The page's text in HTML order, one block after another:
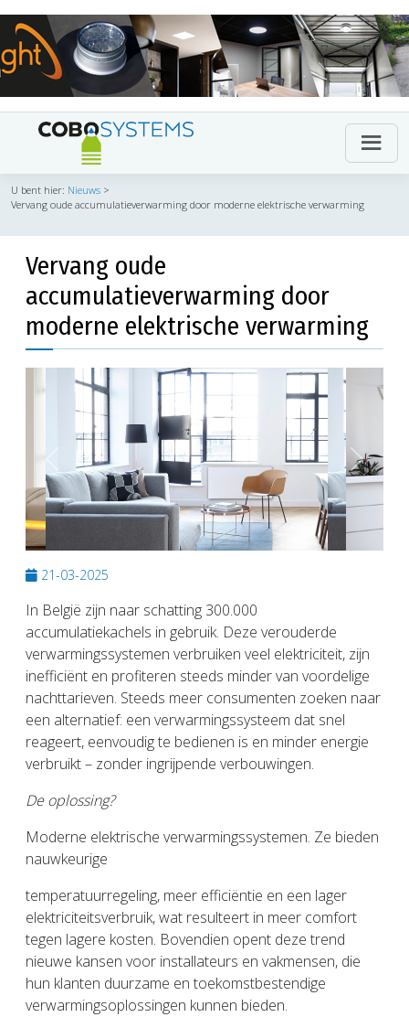
U bent hier: Nieuws >
Vervang oude accumulatieverwarming door moderne elektrische verwarming
Vervang oude
accumulatieverwarming door
moderne elektrische verwarming
Previous Next
21-03-2025
In België zijn naar schatting 300.000
accumulatiekachels in gebruik. Deze verouderde
verwarmingssystemen verbruiken veel elektriciteit, zijn
inefficiënt en profiteren steeds minder van voordelige
nachttarieven. Steeds meer consumenten zoeken naar
een alternatief: een verwarmingssysteem dat snel
reageert, eenvoudig te bedienen is en minder energie
verbruikt – zonder ingrijpende verbouwingen.
De oplossing?
Moderne elektrische verwarmingssystemen. Ze bieden
nauwkeurige
temperatuurregeling, meer efficiëntie en een lager
elektriciteitsverbruik, wat resulteert in meer comfort
tegen lagere kosten. Bovendien opent deze trend
nieuwe kansen voor installateurs en vakmensen, die
hun klanten duurzame en toekomstbestendige
verwarmingsoplossingen kunnen bieden.